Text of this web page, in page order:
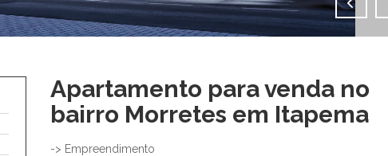
Apartamento para venda no
bairro Morretes em Itapema
-> Empreendimento